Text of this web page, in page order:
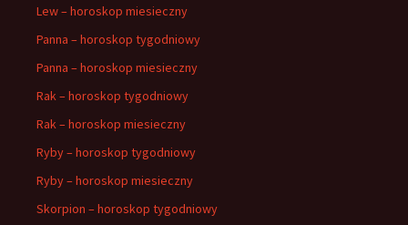
Lew – horoskop miesieczny
Panna – horoskop tygodniowy
Panna – horoskop miesieczny
Rak – horoskop tygodniowy
Rak – horoskop miesieczny
Ryby – horoskop tygodniowy
Ryby – horoskop miesieczny
Skorpion – horoskop tygodniowy